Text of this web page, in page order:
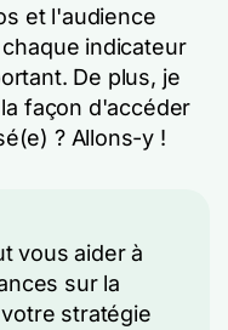
et l'audience
indicateur
De plus, je
façon d'accéder
? Allons-y !
vous aider à
sur la
stratégie